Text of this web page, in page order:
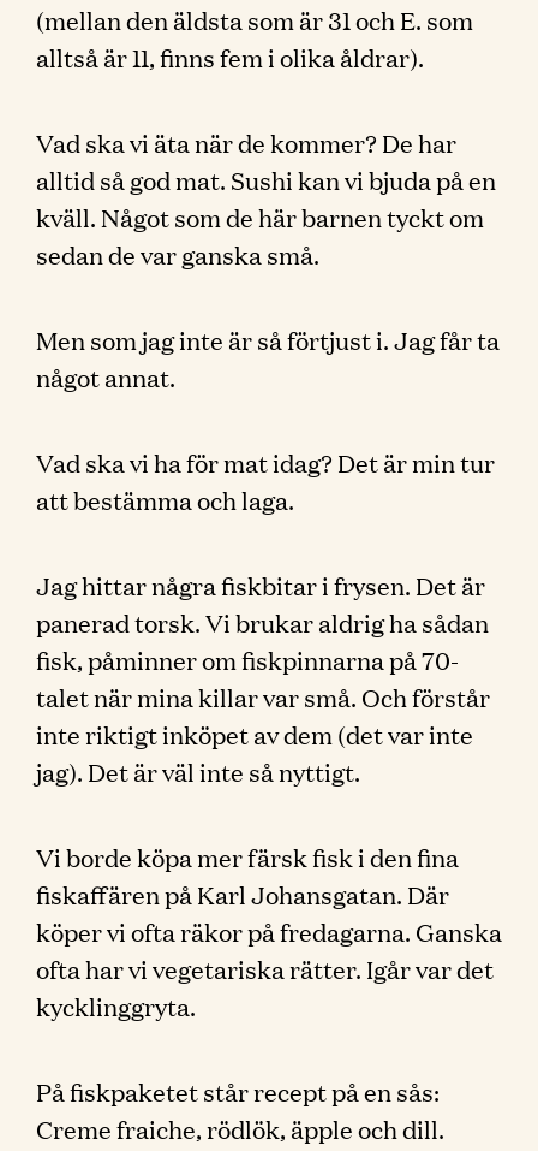
(mellan den äldsta som är 31 och E. som
alltså är 11, finns fem i olika åldrar).
Vad ska vi äta när de kommer? De har
alltid så god mat. Sushi kan vi bjuda på en
kväll. Något som de här barnen tyckt om
sedan de var ganska små.
Men som jag inte är så förtjust i. Jag får ta
något annat.
Vad ska vi ha för mat idag? Det är min tur
att bestämma och laga.
Jag hittar några fiskbitar i frysen. Det är
panerad torsk. Vi brukar aldrig ha sådan
fisk, påminner om fiskpinnarna på 70-
talet när mina killar var små. Och förstår
inte riktigt inköpet av dem (det var inte
jag). Det är väl inte så nyttigt.
Vi borde köpa mer färsk fisk i den fina
fiskaffären på Karl Johansgatan. Där
köper vi ofta räkor på fredagarna. Ganska
ofta har vi vegetariska rätter. Igår var det
kycklinggryta.
På fiskpaketet står recept på en sås:
Creme fraiche, rödlök, äpple och dill.